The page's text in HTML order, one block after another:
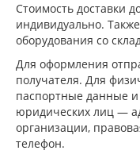
Стоимость доставки
индивидуально.
оборудования со
Для оформления
получателя. Для
паспортные данные
юридических лиц —
организации,
телефон.